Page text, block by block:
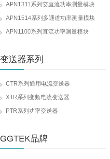
APN1311系列交直流功率测量模块
APN1514系列多通道功率测量模块
APN1100系列直流功率测量模块
变送器系列
CTR系列通用电流变送器
XTR系列变频电流变送器
PTR系列功率变送器
GGTEK品牌